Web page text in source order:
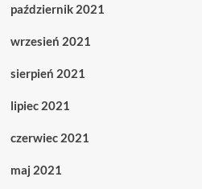
październik 2021
wrzesień 2021
sierpień 2021
lipiec 2021
czerwiec 2021
maj 2021